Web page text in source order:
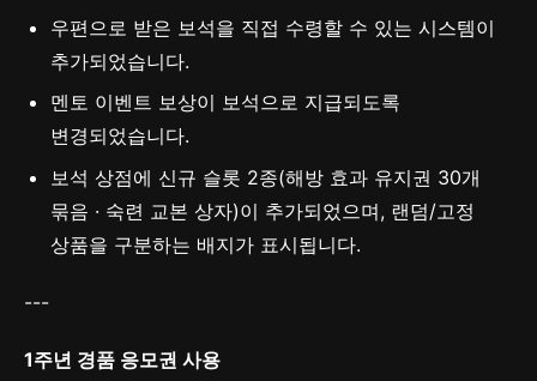
우편으로 받은 보석을 직접 수령할 수 있는 시스템이
추가되었습니다.
멘토 이벤트 보상이 보석으로 지급되도록
변경되었습니다.
보석 상점에 신규 슬롯 2종(해방 효과 유지권 30개
묶음 · 숙련 교본 상자)이 추가되었으며, 랜덤/고정
상품을 구분하는 배지가 표시됩니다.
---
1주년 경품 응모권 사용